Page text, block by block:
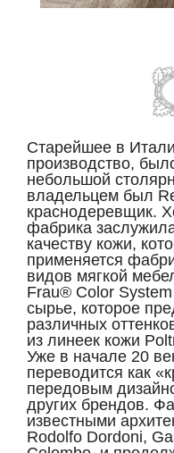
Старейшее в
производство,
небольшой
владельцем был
краснодеревщик.
фабрика
качеству кожи,
применяется
видов мягкой
Frau® Color
сырье, которое
различных
из линеек кожи
Уже в начале 20
переводится как
передовым
других брендов.
известными
Rodolfo Dordoni,